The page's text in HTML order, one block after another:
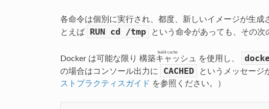
各命令は個別に実行され、都度、新しいイメージが生
とえば
RUN cd /tmp という命令があっても、その次
Docker は可能な限り 構築キャッシュ
build-cache
を使用し、
の場合はコンソール出力に
CACHED というメッセージ
ストプラクティスガイド を参照ください。）